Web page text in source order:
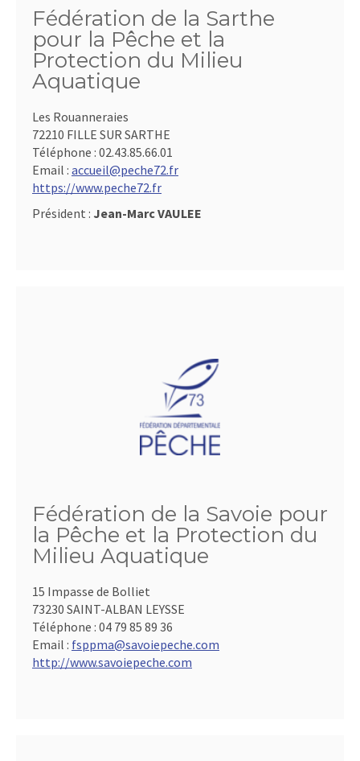
Fédération de la Sarthe
pour la Pêche et la
Protection du Milieu
Aquatique
Les Rouanneraies
72210 FILLE SUR SARTHE
Téléphone : 02.43.85.66.01
Email : accueil@peche72.fr
https://www.peche72.fr
Président : Jean-Marc VAULEE
Fédération de la Savoie pour
la Pêche et la Protection du
Milieu Aquatique
15 Impasse de Bolliet
73230 SAINT-ALBAN LEYSSE
Téléphone : 04 79 85 89 36
Email : fsppma@savoiepeche.com
http://www.savoiepeche.com